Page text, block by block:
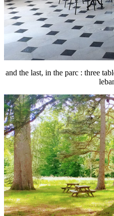
and the last, in the parc : three